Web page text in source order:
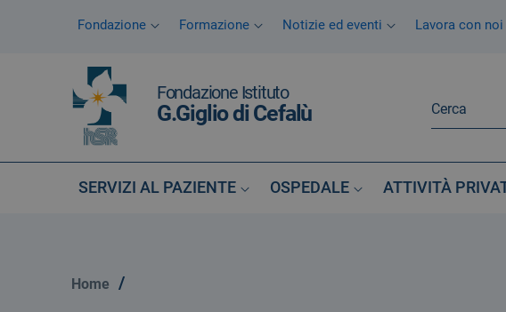
Vai al menu di navigazione
Fondazione Formazione Notizie ed eventi Lavora con noi
Fondazione Istituto
G.Giglio di Cefalù
SERVIZI AL PAZIENTE OSPEDALE ATTIVITÀ
Home /